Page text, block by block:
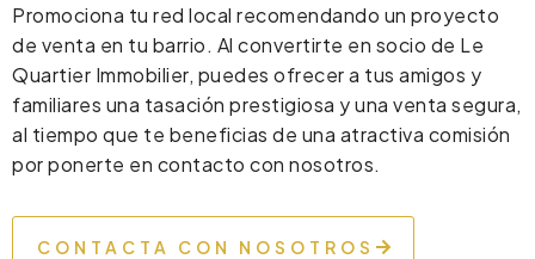
Promociona tu red local recomendando un proyecto
de venta en tu barrio. Al convertirte en socio de Le
Quartier Immobilier, puedes ofrecer a tus amigos y
familiares una tasación prestigiosa y una venta segura,
al tiempo que te beneficias de una atractiva comisión
por ponerte en contacto con nosotros.
CONTACTA CON NOSOTROS